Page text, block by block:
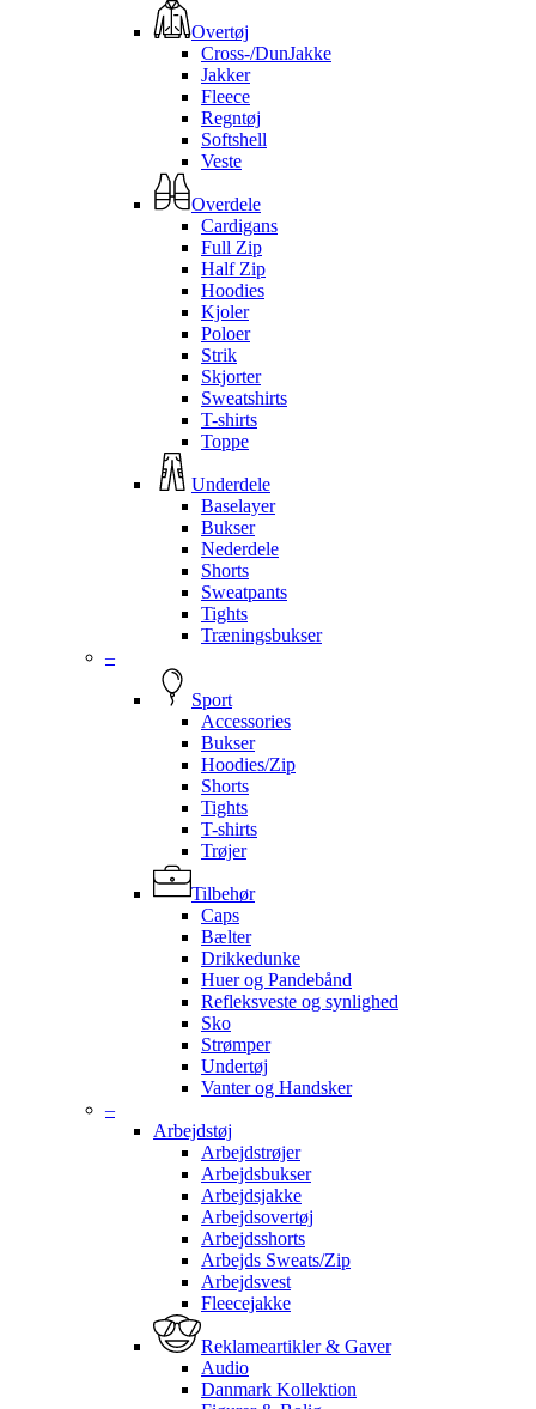
Overtøj
Cross-/DunJakke
Jakker
Fleece
Regntøj
Softshell
Veste
Overdele
Cardigans
Full Zip
Half Zip
Hoodies
Kjoler
Poloer
Strik
Skjorter
Sweatshirts
T-shirts
Toppe
Underdele
Baselayer
Bukser
Nederdele
Shorts
Sweatpants
Tights
Træningsbukser
–
Sport
Accessories
Bukser
Hoodies/Zip
Shorts
Tights
T-shirts
Trøjer
Tilbehør
Caps
Bælter
Drikkedunke
Huer og Pandebånd
Refleksveste og synlighed
Sko
Strømper
Undertøj
Vanter og Handsker
–
Arbejdstøj
Arbejdstrøjer
Arbejdsbukser
Arbejdsjakke
Arbejdsovertøj
Arbejdsshorts
Arbejds Sweats/Zip
Arbejdsvest
Fleecejakke
Reklameartikler & Gaver
Audio
Danmark Kollektion